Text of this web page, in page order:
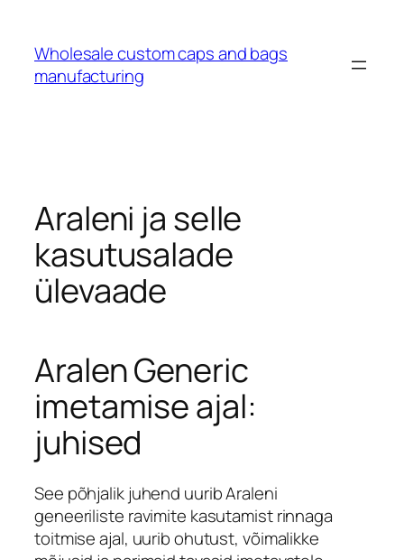
Wholesale custom caps and bags
manufacturing
Araleni ja selle
kasutusalade
ülevaade
Aralen Generic
imetamise ajal:
juhised
See põhjalik juhend uurib Araleni
geneeriliste ravimite kasutamist rinnaga
toitmise ajal, uurib ohutust, võimalikke